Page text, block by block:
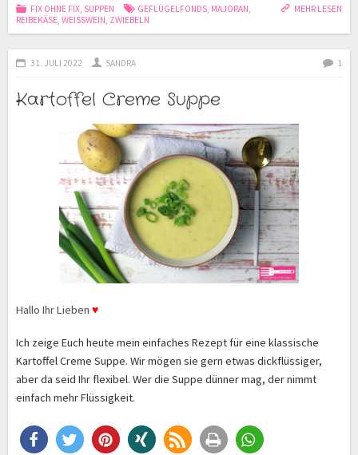
MEHR LESEN
FIX OHNE FIX, SUPPEN GEFLÜGELFONDS, MAJORAN,
REIBEKÄSE, WEISSWEIN , ZWIEBELN
31. JULI 2022 SANDRA 1
Kartoffel Creme Suppe
Hallo Ihr Lieben ♥
Ich zeige Euch heute mein einfaches Rezept für eine klassische
Kartoffel Creme Suppe. Wir mögen sie gern etwas dickflüssiger,
aber da seid Ihr flexibel. Wer die Suppe dünner mag, der nimmt
einfach mehr Flüssigkeit.